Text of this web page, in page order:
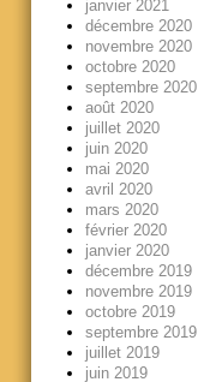
janvier 2021
décembre 2020
novembre 2020
octobre 2020
septembre 2020
août 2020
juillet 2020
juin 2020
mai 2020
avril 2020
mars 2020
février 2020
janvier 2020
décembre 2019
novembre 2019
octobre 2019
septembre 2019
juillet 2019
juin 2019